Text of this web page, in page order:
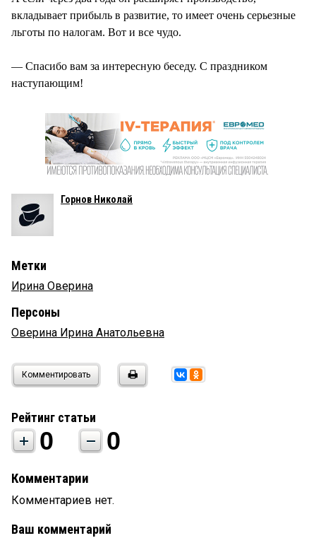
вкладывает прибыль в развитие, то имеет очень серьезные
льготы по налогам. Вот и все чудо.
— Спасибо вам за интересную беседу. С праздником
наступающим!
Горнов Николай
Метки
Ирина Оверина
Персоны
Оверина Ирина Анатольевна
Комментировать
Рейтинг статьи
0 0
Комментарии
Комментариев нет.
Ваш комментарий